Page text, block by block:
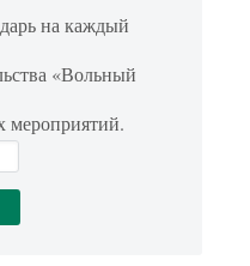
на каждый
«Вольный
мероприятий.